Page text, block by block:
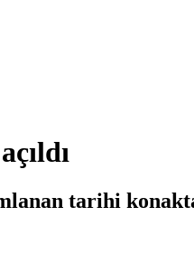
tarihi